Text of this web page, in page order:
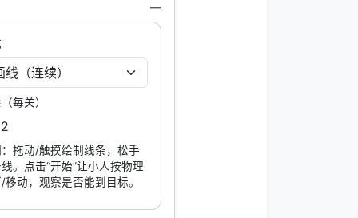
—
每关）
拖动/触摸绘制线条，松手
。点击“开始”让小人按物理
移动，观察是否能到目标。